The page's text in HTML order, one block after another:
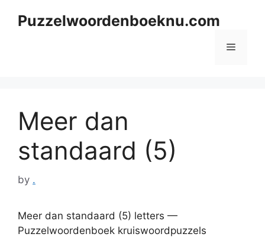
Puzzelwoordenboeknu.com
Menu
Meer dan
standaard (5)
by .
Meer dan standaard (5) letters —
Puzzelwoordenboek kruiswoordpuzzels